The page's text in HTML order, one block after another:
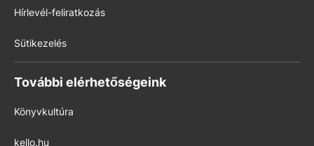
Hírlevél-feliratkozás
Sütikezelés
További elérhetőségeink
Könyvkultúra
kello.hu